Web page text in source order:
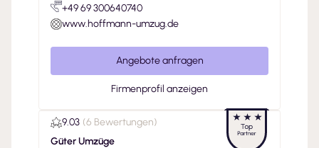
+49 69 300640740
www.hoffmann-umzug.de
Angebote anfragen
Firmenprofil anzeigen
9.03 (6 Bewertungen)
Güter Umzüge